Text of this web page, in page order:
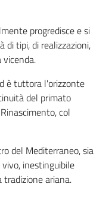
progredisce e si
di tipi, di realizzazioni,
è tuttora l'orizzonte
del primato
col
del Mediterraneo, sia
inestinguibile
tradizione ariana.